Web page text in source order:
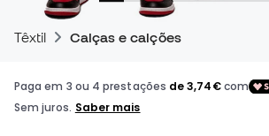
Têxtil Calças e calções